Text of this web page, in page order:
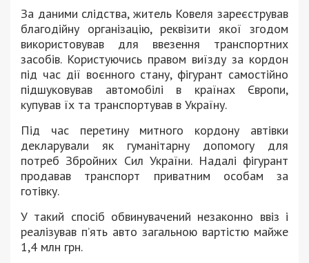
За даними слідства, житель Ковеля зареєстрував
благодійну організацію, реквізити якої згодом
використовував для ввезення транспортних
засобів. Користуючись правом виїзду за кордон
під час дії воєнного стану, фігурант самостійно
підшуковував автомобілі в країнах Європи,
купував їх та транспортував в Україну.
Під час перетину митного кордону автівки
декларували як гуманітарну допомогу для
потреб Збройних Сил України. Надалі фігурант
продавав транспорт приватним особам за
готівку.
У такий спосіб обвинувачений незаконно ввіз і
реалізував п’ять авто загальною вартістю майже
1,4 млн грн.